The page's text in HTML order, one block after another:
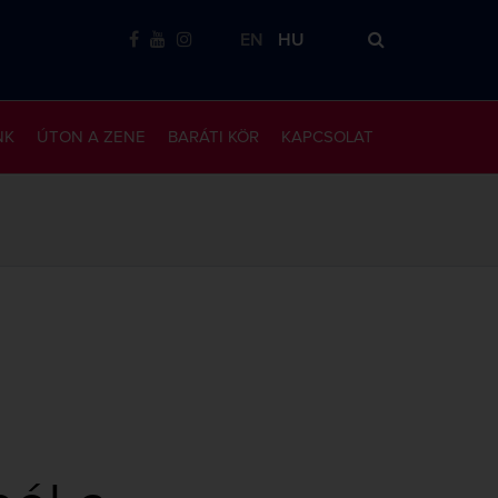
EN HU
KAPCSOLAT
BARÁTI KÖR
ÚTON A ZENE